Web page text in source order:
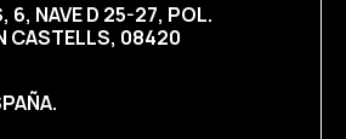
6, NAVE D 25-27, POL.
CASTELLS, 08420